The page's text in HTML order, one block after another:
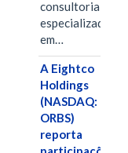
consultoria
especializada
em…
A Eightco
Holdings
(NASDAQ:
ORBS)
reporta